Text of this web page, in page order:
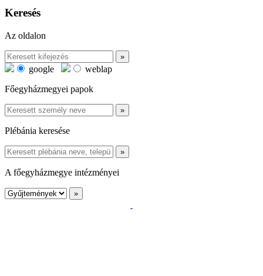
Keresés
Az oldalon
google
weblap
Főegyházmegyei papok
Plébánia keresése
A főegyházmegye intézményei